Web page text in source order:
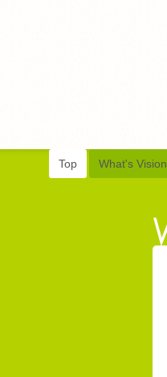
Top What's Vision